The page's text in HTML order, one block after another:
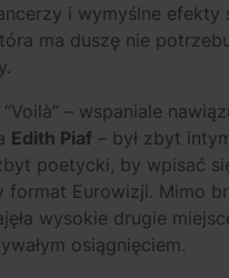
i wymyślne efekty
ma duszę nie
– wspaniale
Edith Piaf – był zbyt
poetycki, by wpisać
format Eurowizji. Mimo
wysokie drugie
osiągnięciem.